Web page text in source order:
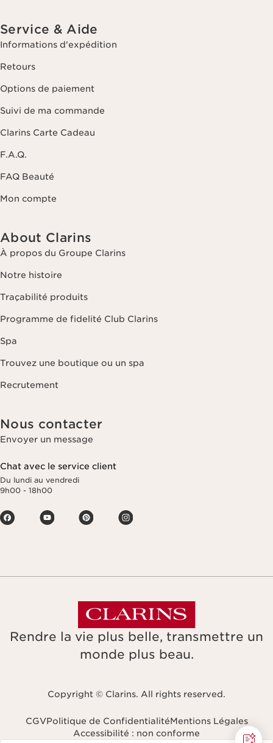
Service & Aide
Informations d'expédition
Retours
Options de paiement
Suivi de ma commande
Clarins Carte Cadeau
F.A.Q.
FAQ Beauté
Mon compte
About Clarins
À propos du Groupe Clarins
Notre histoire
Traçabilité produits
Programme de fidelité Club Clarins
Spa
Trouvez une boutique ou un spa
Recrutement
Nous contacter
Envoyer un message
Chat avec le service client
Du lundi au vendredi
9h00 - 18h00
Rendre la vie plus belle, transmettre un
monde plus beau.
Copyright © Clarins. All rights reserved.
CGVPolitique de ConfidentialitéMentions Légales
Accessibilité : non conforme
Naviguer vers